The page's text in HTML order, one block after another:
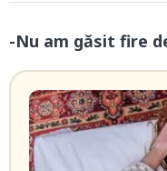
-Nu am găsit fire